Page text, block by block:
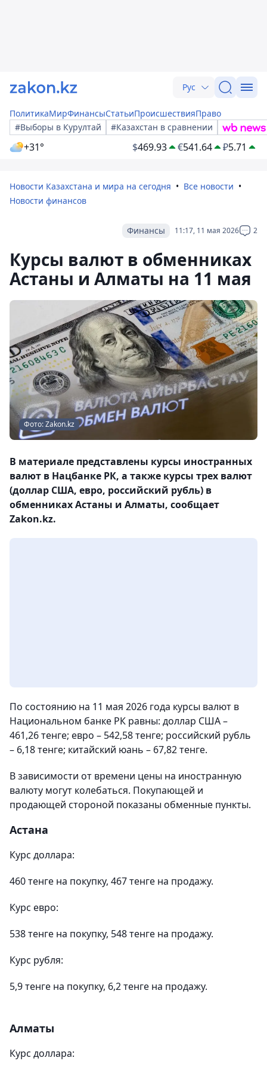
Рус
ПолитикаМирФинансыСтатьиПроисшествияПраво
#Выборы в Курултай
#Казахстан в сравнении
+31° $469.93 €541.64 ₽5.71
Новости Казахстана и мира на сегодня
Все новости
Новости финансов
11:17, 11 мая 2026 2
Финансы
Курсы валют в обменниках
Астаны и Алматы на 11 мая
Фото: Zakon.kz
В материале представлены курсы иностранных
валют в Нацбанке РК, а также курсы трех валют
(доллар США, евро, российский рубль) в
обменниках Астаны и Алматы, сообщает
Zakon.kz.
По состоянию на 11 мая 2026 года курсы валют в
Национальном банке РК равны: доллар США –
461,26 тенге; евро – 542,58 тенге; российский рубль
– 6,18 тенге; китайский юань – 67,82 тенге.
В зависимости от времени цены на иностранную
валюту могут колебаться. Покупающей и
продающей стороной показаны обменные пункты.
Астана
Курс доллара:
460 тенге на покупку, 467 тенге на продажу.
Курс евро:
538 тенге на покупку, 548 тенге на продажу.
Курс рубля:
5,9 тенге на покупку, 6,2 тенге на продажу.
Алматы
Курс доллара: